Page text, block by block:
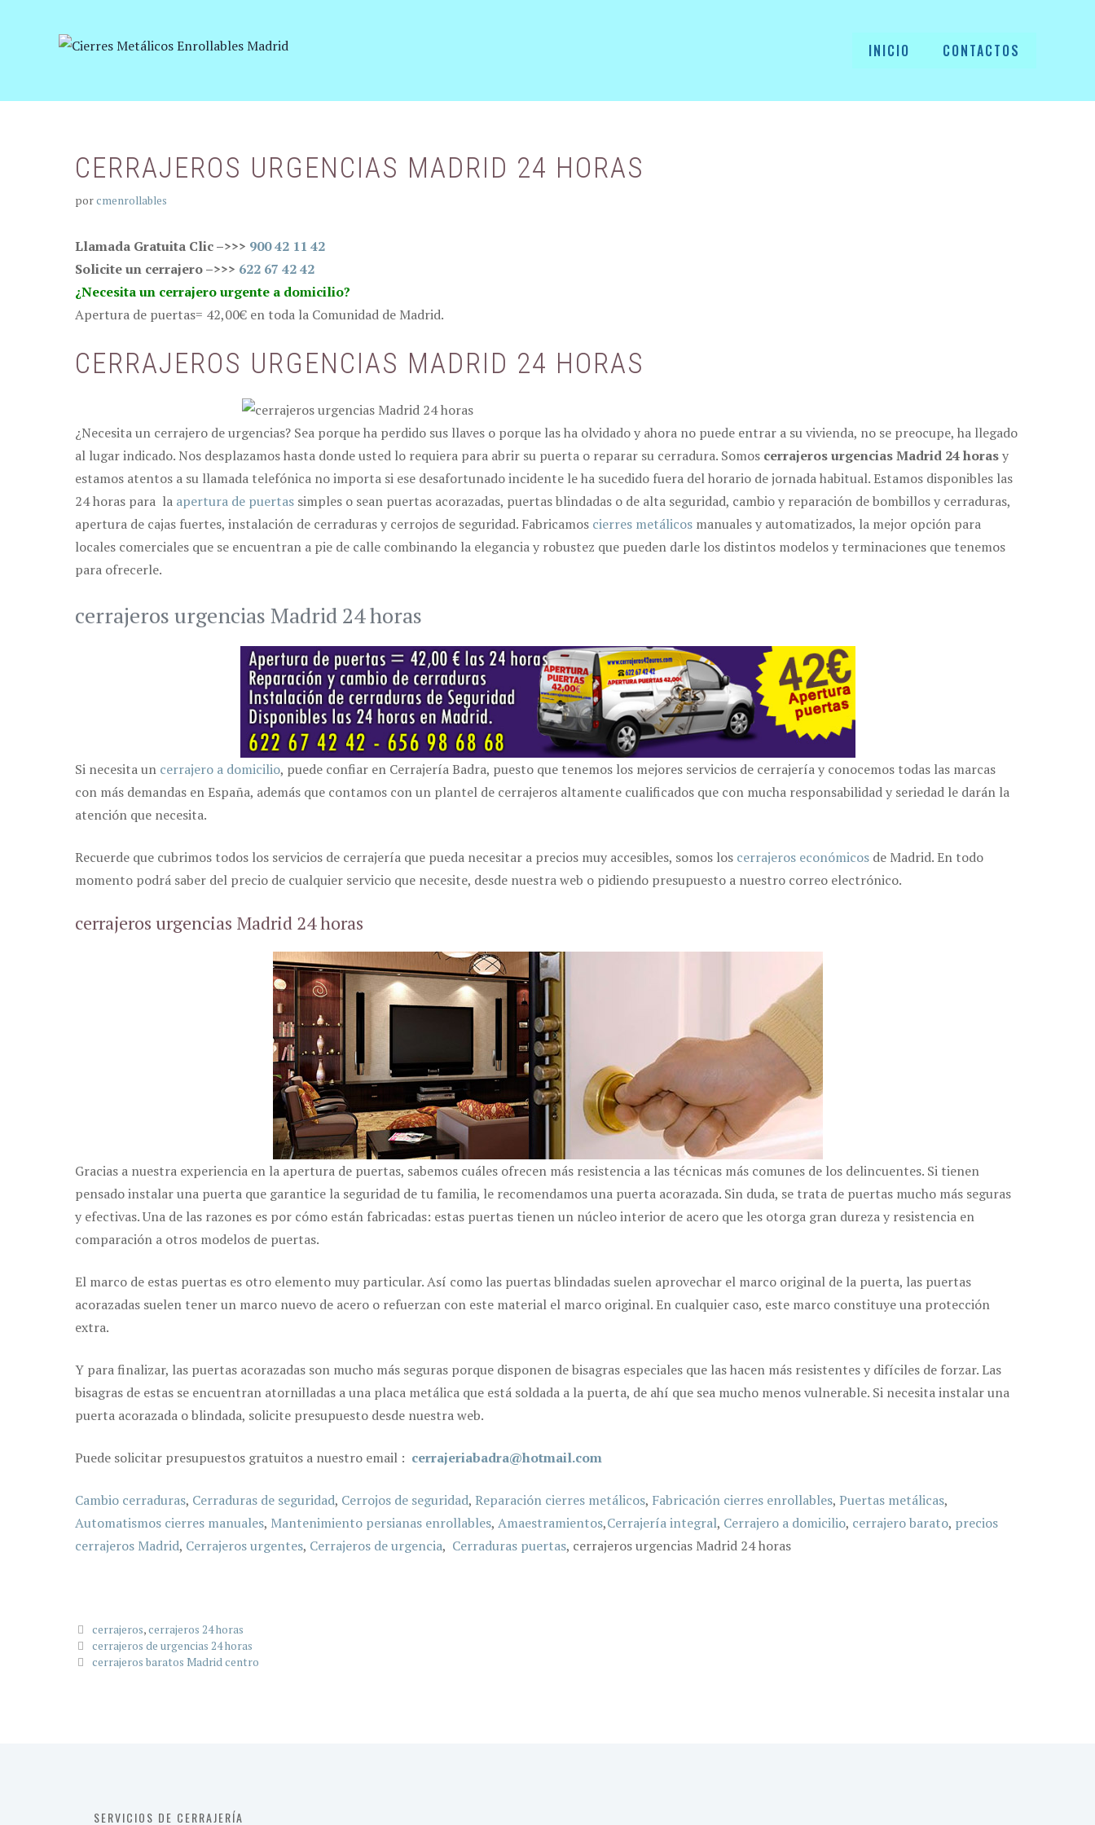
INICIO CONTACTOS
CERRAJEROS URGENCIAS MADRID 24 HORAS
porcmenrollables
Llamada Gratuita Clic –>>> 900 42 11 42
Solicite un cerrajero –>>> 622 67 42 42
¿Necesita un cerrajero urgente a domicilio?
Apertura de puertas= 42,00€ en toda la Comunidad de Madrid.
CERRAJEROS URGENCIAS MADRID 24 HORAS
¿Necesita un cerrajero de urgencias? Sea porque ha perdido sus llaves o porque las ha olvidado y ahora no puede entrar a su vivienda, no se preocupe, ha llegado
al lugar indicado. Nos desplazamos hasta donde usted lo requiera para abrir su puerta o reparar su cerradura. Somos cerrajeros urgencias Madrid 24 horasy
estamos atentos a su llamada telefónica no importa si ese desafortunado incidente le ha sucedido fuera del horario de jornada habitual. Estamos disponibles las
24 horas para la apertura de puertas simples o sean puertas acorazadas, puertas blindadas o de alta seguridad, cambio y reparación de bombillos y cerraduras,
apertura de cajas fuertes, instalación de cerraduras y cerrojos de seguridad. Fabricamos cierres metálicos manuales y automatizados, la mejor opción para
locales comerciales que se encuentran a pie de calle combinando la elegancia y robustez que pueden darle los distintos modelos y terminaciones que tenemos
para ofrecerle.
cerrajeros urgencias Madrid 24 horas
Si necesita un cerrajero a domicilio, puede confiar en Cerrajería Badra, puesto que tenemos los mejores servicios de cerrajería y conocemos todas las marcas
con más demandas en España, además que contamos con un plantel de cerrajeros altamente cualificados que con mucha responsabilidad y seriedad le darán la
atención que necesita.
Recuerde que cubrimos todos los servicios de cerrajería que pueda necesitar a precios muy accesibles, somos los cerrajeros económicos de Madrid. En todo
momento podrá saber del precio de cualquier servicio que necesite, desde nuestra web o pidiendo presupuesto a nuestro correo electrónico.
cerrajeros urgencias Madrid 24 horas
Gracias a nuestra experiencia en la apertura de puertas, sabemos cuáles ofrecen más resistencia a las técnicas más comunes de los delincuentes. Si tienen
pensado instalar una puerta que garantice la seguridad de tu familia, le recomendamos una puerta acorazada. Sin duda, se trata de puertas mucho más seguras
y efectivas. Una de las razones es por cómo están fabricadas: estas puertas tienen un núcleo interior de acero que les otorga gran dureza y resistencia en
comparación a otros modelos de puertas.
El marco de estas puertas es otro elemento muy particular. Así como las puertas blindadas suelen aprovechar el marco original de la puerta, las puertas
acorazadas suelen tener un marco nuevo de acero o refuerzan con este material el marco original. En cualquier caso, este marco constituye una protección
extra.
Y para finalizar, las puertas acorazadas son mucho más seguras porque disponen de bisagras especiales que las hacen más resistentes y difíciles de forzar. Las
bisagras de estas se encuentran atornilladas a una placa metálica que está soldada a la puerta, de ahí que sea mucho menos vulnerable. Si necesita instalar una
puerta acorazada o blindada, solicite presupuesto desde nuestra web.
Puede solicitar presupuestos gratuitos a nuestro email : cerrajeriabadra@hotmail.com
Cambio cerraduras, Cerraduras de seguridad, Cerrojos de seguridad, Reparación cierres metálicos, Fabricación cierres enrollables, Puertas metálicas,
Automatismos cierres manuales, Mantenimiento persianas enrollables, Amaestramientos,Cerrajería integral, Cerrajero a domicilio, cerrajero barato, precios
cerrajeros Madrid, Cerrajeros urgentes, Cerrajeros de urgencia, Cerraduras puertas, cerrajeros urgencias Madrid 24 horas
Categorías
cerrajeros,cerrajeros 24 horas
cerrajeros de urgencias 24 horas
cerrajeros baratos Madrid centro
SERVICIOS DE CERRAJERÍA